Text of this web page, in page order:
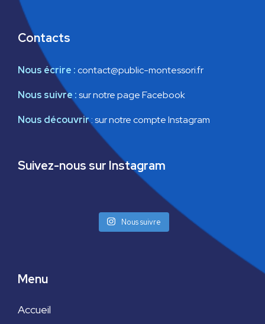
Contacts
Nous écrire :contact@public-montessori.fr
Nous suivre :sur notre page Facebook
Nous découvrir:sur notre compte Instagram
Suivez-nous sur Instagram
Nous suivre
Menu
Accueil